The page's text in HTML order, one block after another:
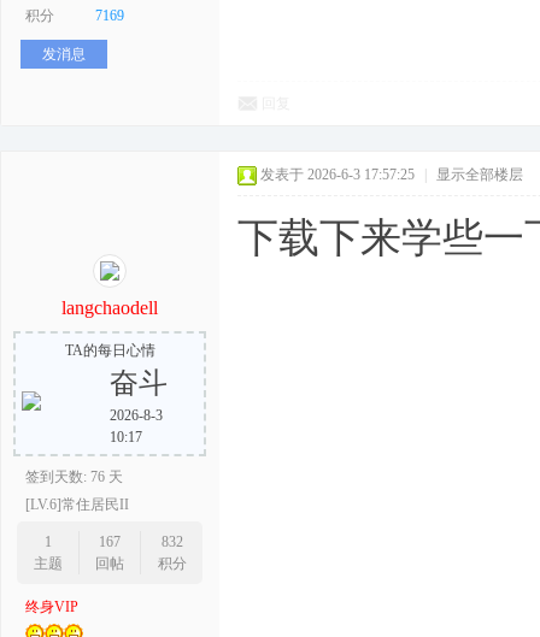
积分 7169
发消息
langchaodell
TA的每日心情
奋斗
2026-8-3
10:17
签到天数: 76 天
[LV.6]常住居民II
1
主题
167
回帖
832
积分
终身VIP
发表于 2026-6-3 17:57:25 显示全部楼层
下载下来学些一